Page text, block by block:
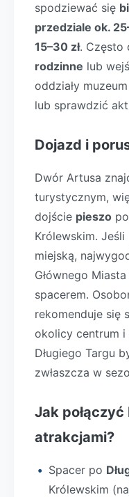
spodziewać się
przedziale ok.
15–30 zł. Często
rodzinne lub
oddziały
lub sprawdzić
Dojazd i
Dwór Artusa
turystycznym,
dojście pieszo
Królewskim.
miejską,
Głównego
spacerem.
rekomenduje się
okolicy centrum
Długiego Targu
zwłaszcza w
Jak
atrakcjami?
Spacer po
Królewskim